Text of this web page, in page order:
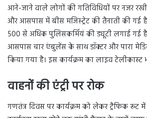
आने-जाने वाले लोगों की गतिविधियों पर नजर रखी
और आसपास में बीस मजिस्ट्रेट की तैनाती की गई
500 से अधिक पुलिसकर्मियं की ड्यूटी लगाई गई
आसपास चार एंबुलेंस के साथ डॉक्टर और पारा
किया गया है। इस कार्यक्रम का लाइव टेलीकास्ट
वाहनों की एंट्री पर रोक
गणतंत्र दिवस पर कार्यक्रम को लेकर ट्रैफिक रूट